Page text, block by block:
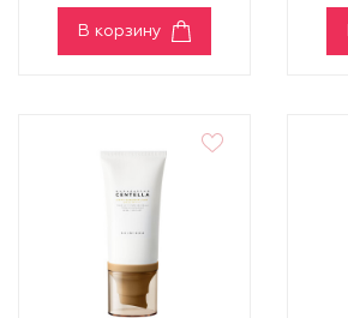
В корзину